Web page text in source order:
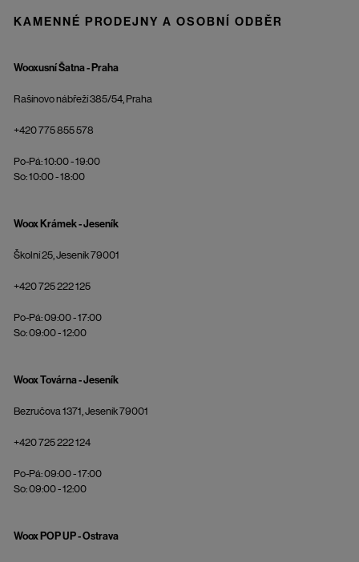
KAMENNÉ PRODEJNY A OSOBNÍ ODBĚR
Wooxusní Šatna - Praha
Rašínovo nábřeží 385/54, Praha
+420 775 855 578
Po-Pá: 10:00 - 19:00
So: 10:00 - 18:00
Woox Krámek - Jeseník
Školní 25, Jeseník 79001
+420 725 222 125
Po-Pá: 09:00 - 17:00
So: 09:00 - 12:00
Woox Továrna - Jeseník
Bezručova 1371, Jeseník 79001
+420 725 222 124
Po-Pá: 09:00 - 17:00
So: 09:00 - 12:00
Woox POP UP - Ostrava